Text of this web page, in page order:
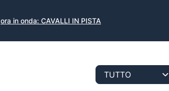
ora in onda: CAVALLI IN PISTA